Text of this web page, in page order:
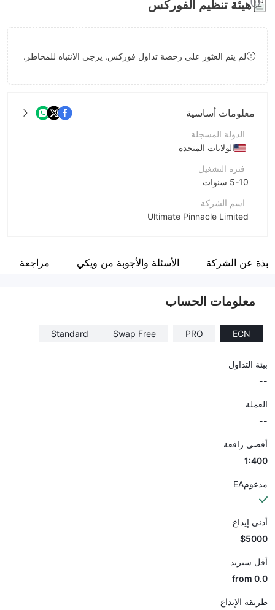
8
9
هيئة تنظيم الفوركس
لم يتم العثور على رخصة تداول فوركس. يرجى الانتباه للمخاطر.
معلومات أساسية
الدولة المسجلة
الولايات المتحدة
فترة التشغيل
5-10 سنوات
اسم الشركة
Ultimate Pinnacle Limited
موظفو الشركة
نبذة عن الشركة الأسئلة والأجوبة من ويكي مراجعة
معلومات الحساب
ECN
PRO
Swap Free
Standard
بيئة التداول
--
العملة
--
أقصى رافعة
1:400
مدعومEA
أدنى إيداع
$5000
أقل سبريد
from 0.0
طريقة الإيداع